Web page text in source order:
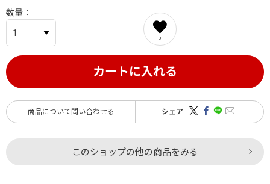
数量
0
カートに入れる
商品について問い合わせる シェア
このショップの他の商品をみる